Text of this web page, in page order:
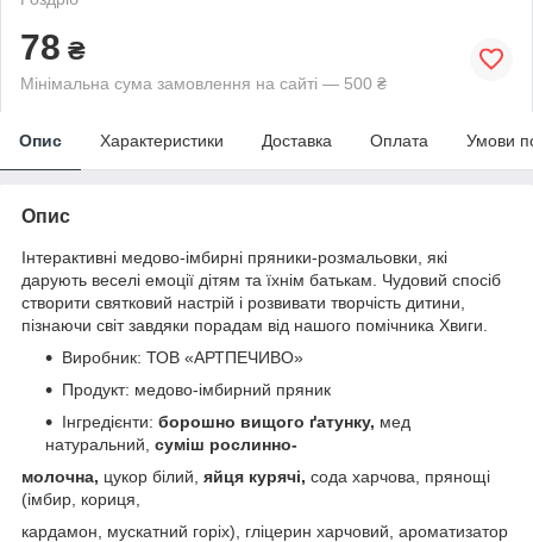
78 ₴
Мінімальна сума замовлення на сайті — 500 ₴
Опис Характеристики Доставка Оплата Умови
Опис
Інтерактивні медово-імбирні пряники-розмальовки, які
дарують веселі емоції дітям та їхнім батькам. Чудовий спосіб
створити святковий настрій і розвивати творчість дитини,
пізнаючи світ завдяки порадам від нашого помічника Хвиги.
Виробник: ТОВ «АРТПЕЧИВО»
Продукт: медово-імбирний пряник
Інгредієнти: борошно вищого ґатунку, мед
натуральний, суміш рослинно-
молочна, цукор білий, яйця курячі, сода харчова, прянощі
(імбир, кориця,
кардамон, мускатний горіх), гліцерин харчовий, ароматизатор